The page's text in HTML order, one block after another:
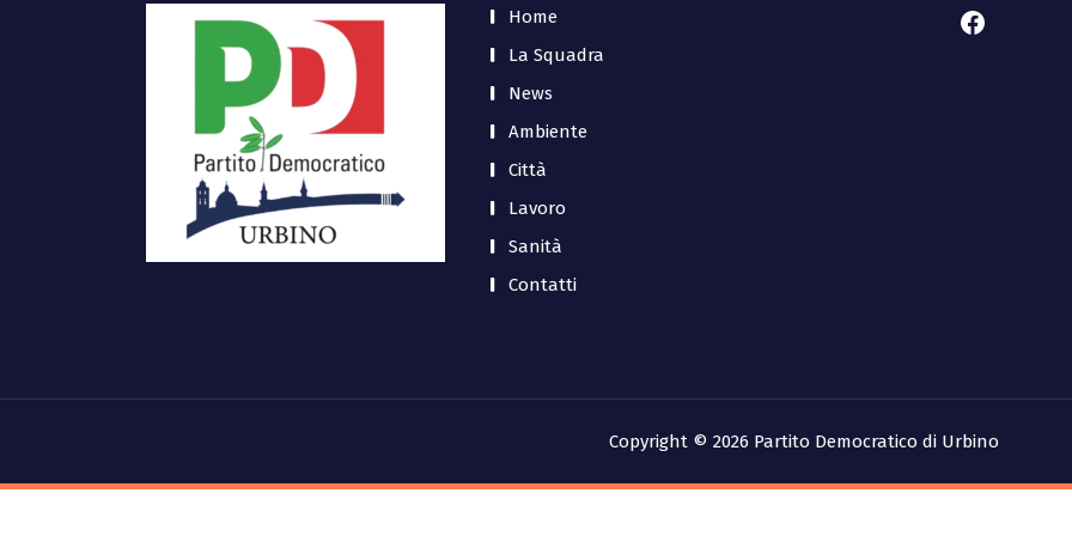
Home
La Squadra
News
Ambiente
Città
Lavoro
Sanità
Contatti
Copyright © 2026 Partito Democratico di Urbino